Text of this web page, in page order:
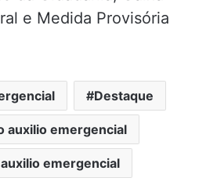
e Medida Provisória
Destaque
auxilio emergencial
emergencial